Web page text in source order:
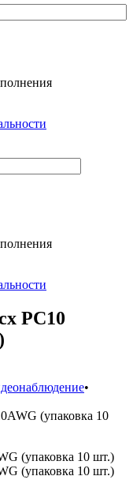
PC10
•
(упаковка 10